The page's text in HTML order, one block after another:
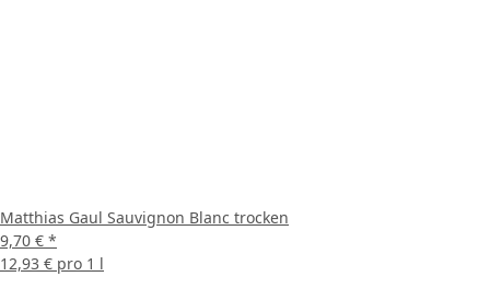
Matthias Gaul Sauvignon Blanc trocken
9,70 € *
12,93 € pro 1 l